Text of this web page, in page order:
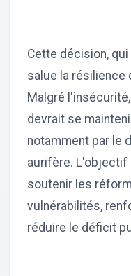
Cette décision,
salue la résilience
Malgré
devrait se
notamment par le
aurifère. L'objectif
soutenir les
vulnérabilités,
réduire le déficit